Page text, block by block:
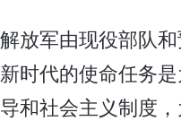
放军由现役部队
时代的使命任务
和社会主义制度